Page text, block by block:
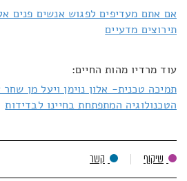
אם אתם מעדיפים לפגוש אנשים פנים
תירוצים מדעיים
עוד מרדיו מהות החיים:
תמיכה טכנית- אלון נוימן ויעל מן
הטכנולוגיה המתפתחת בחיינו לבדידות
שיקוף קשר